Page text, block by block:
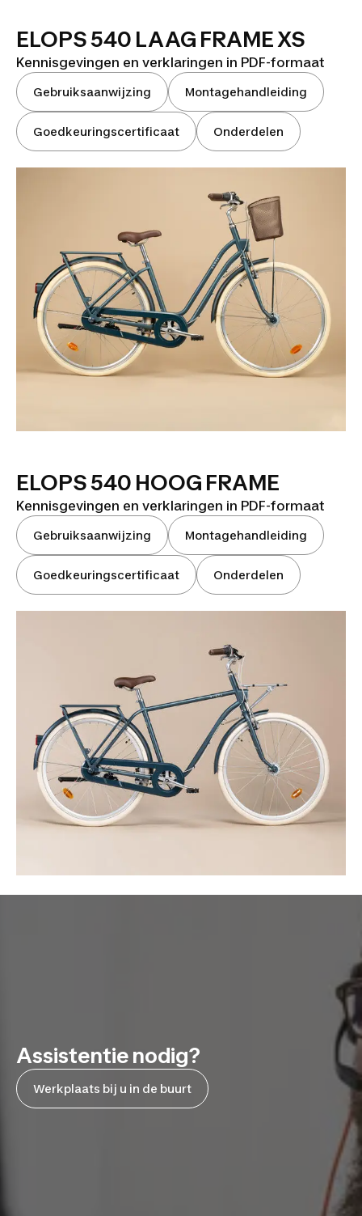
ELOPS 540 LAAG FRAME XS
Kennisgevingen en verklaringen in PDF-formaat
Gebruiksaanwijzing Montagehandleiding
Goedkeuringscertificaat Onderdelen
ELOPS 540 HOOG FRAME
Kennisgevingen en verklaringen in PDF-formaat
Gebruiksaanwijzing Montagehandleiding
Goedkeuringscertificaat Onderdelen
Assistentie nodig?
Werkplaats bij u in de buurt